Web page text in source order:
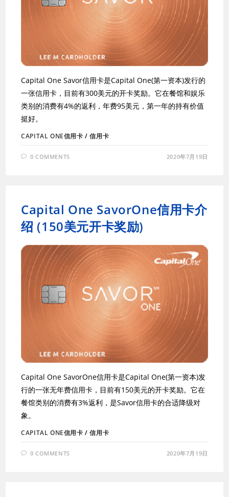
Capital One Savor信用卡是Capital One(第一资本)发行的
一张信用卡，目前有300美元的开卡奖励。它在餐馆和娱乐
类别的消费有4%的返利，年费95美元，第一年的持有价值
挺好。
CAPITAL ONE信用卡 /信用卡
0 COMMENTS 2020年7月19日
Capital One SavorOne信用卡介
绍 (150美元开卡奖励)
Capital One SavorOne信用卡是Capital One(第一资本)发
行的一张无年费信用卡，目前有150美元的开卡奖励。它在
餐馆类别的消费有3%返利，是Savor信用卡的合适降级对
象。
CAPITAL ONE信用卡 /信用卡
0 COMMENTS 2020年7月19日